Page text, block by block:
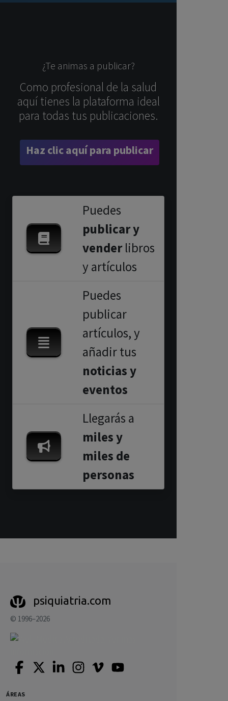
¿Te animas a publicar?
Como profesional de la salud
aquí tienes la plataforma ideal
para todas tus publicaciones.
Haz clic aquí para publicar
Puedes
publicar y
venderlibros
y artículos
Puedes
publicar
artículos, y
añadir tus
noticias y
eventos
Llegarás a
miles y
miles de
personas
psiquiatria.com
© 1996–2026
ÁREAS